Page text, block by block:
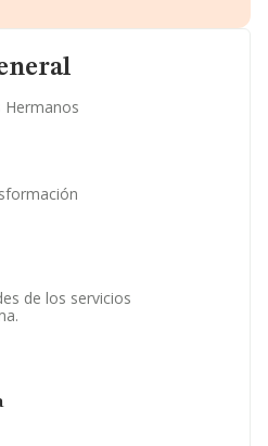
Hermanos
de los servicios
complementaria.